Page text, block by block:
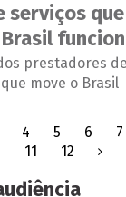
serviços
prestadores
move o Brasil
4 5 6 7
11
12